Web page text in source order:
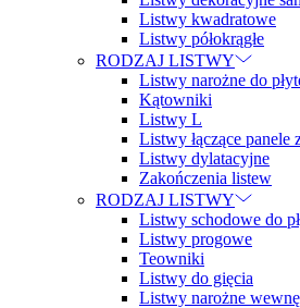
Listwy kwadratowe
Listwy półokrągłe
RODZAJ LISTWY
Listwy narożne do
Kątowniki
Listwy L
Listwy łączące panele
Listwy dylatacyjne
Zakończenia listew
RODZAJ LISTWY
Listwy schodowe do
Listwy progowe
Teowniki
Listwy do gięcia
Listwy narożne